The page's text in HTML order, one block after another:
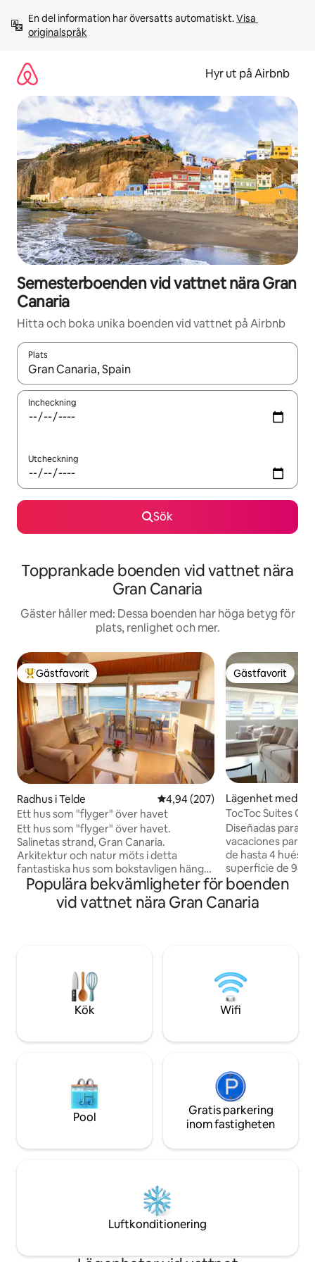
innehåll
En del information har översatts automatiskt. Visa
originalspråk
Hyr ut på Airbnb
Semesterboenden vid vattnet nära Gran
Canaria
Hitta och boka unika boenden vid vattnet på Airbnb
Plats
När resultaten är tillgängliga kan du navigera med upp- och
Incheckning
Utcheckning
Sök
Topprankade boenden vid vattnet nära
Gran Canaria
Gäster håller med: Dessa boenden har höga betyg för
plats, renlighet och mer.
Populär gästfavorit
Gästfavorit
Radhus i Telde 4,94 av 5 i genomsnittligt
4,94 (207)
Ett hus som "flyger" över havet
Ett hus som "flyger" över havet.
Salinetas strand, Gran Canaria.
Arkitektur och natur möts i detta
fantastiska hus som bokstavligen hänger
över havet, på ett privilegierat läge på
Gran Canarias östkust. Byggnaden
"flyger" över klipporna som dyker
solen återspeglas i havet i gryningen; äta
på terrassen av månsken känna
smekningen av brisen ... är oförglömliga
upplevelser som detta hus garanterar.
havet. Terrassen i vardagsrummet har
hängmatta för att sola, koppla av och
njuta av utsikten eller bara läsa en bra
Tja, precis bredvid huset! Öppna bara
till de steniga ytorna som ligger under
"charcones" fylld med litet marint liv.
Salinetas är en lugn strand där du kan
koppla av, vila, utöva vattensporter,
cykling, vandring, allt i en mycket unik
promenad med stränderna Melenara ,
Gästfavorit
Gästfavorit
Lägenhet med
Palmas de Gran
TocToc Suites
2 sovrum ...
Diseñadas para
vacaciones para
de hasta 4
superficie de
dormitorios con
cama doble y
que ofrecen la
del atlántico. Completamente equipado,
con ropa de
de cocina y vajilla,
Wifi, aire
pequeños de la
limpieza completa de
de que desee
de limpieza
contacto con el
pago) Se admiten mascotas (solo perros)
aplicar cargos.
Populära bekvämligheter för boenden
vid vattnet nära Gran Canaria
Kök Wifi
Pool
Gratis parkering
inom fastigheten
Luftkonditionering